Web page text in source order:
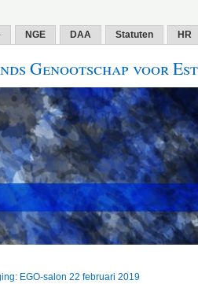
NGE DAA Statuten HR
Genootschap voor
EGO-salon 22 februari 2019